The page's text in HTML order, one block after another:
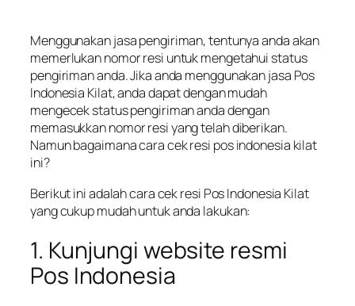
Menggunakan jasa pengiriman, tentunya anda akan
memerlukan nomor resi untuk mengetahui status
pengiriman anda. Jika anda menggunakan jasa Pos
Indonesia Kilat, anda dapat dengan mudah
mengecek status pengiriman anda dengan
memasukkan nomor resi yang telah diberikan.
Namun bagaimana cara cek resi pos indonesia kilat
ini?
Berikut ini adalah cara cek resi Pos Indonesia Kilat
yang cukup mudah untuk anda lakukan:
1. Kunjungi website resmi
Pos Indonesia